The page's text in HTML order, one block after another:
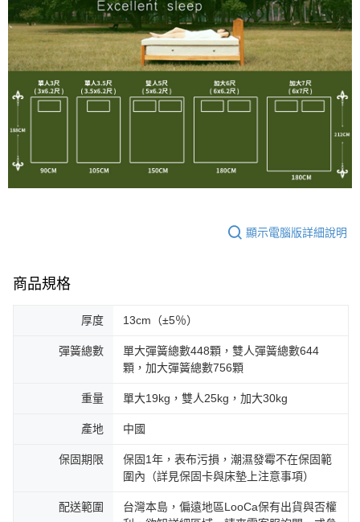
顯示電腦版詳細說明
商品規格
厚度 13cm（±5％）
彈簧總數
單大彈簧總數448顆，雙人彈簧總數644
顆，加大彈簧總數756顆
重量 單大19kg，雙人25kg，加大30kg
產地 中國
保固期限
保固1年，表布污損，潮濕發霉不在保固範
圍內（詳見保固卡與床墊上注意事項）
配送範圍
台灣本島，偏遠地區LooCa保有出貨與否權